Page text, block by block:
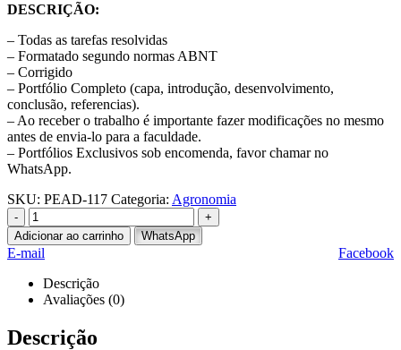
DESCRIÇÃO:
– Todas as tarefas resolvidas
– Formatado segundo normas ABNT
– Corrigido
– Portfólio Completo (capa, introdução, desenvolvimento,
conclusão, referencias).
– Ao receber o trabalho é importante fazer modificações no mesmo
antes de envia-lo para a faculdade.
– Portfólios Exclusivos sob encomenda, favor chamar no
WhatsApp.
SKU: PEAD-117 Categoria: Agronomia
-
+
Adicionar ao carrinho
WhatsApp
Facebook
E-mail
Descrição
Avaliações (0)
Descrição